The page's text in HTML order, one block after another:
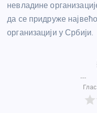
невладине
да се придруже
организацији у Србији.